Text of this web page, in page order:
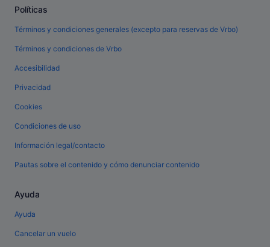
Políticas
Términos y condiciones generales (excepto para reservas de Vrbo)
Términos y condiciones de Vrbo
Accesibilidad
Privacidad
Cookies
Condiciones de uso
Información legal/contacto
Pautas sobre el contenido y cómo denunciar contenido
Ayuda
Ayuda
Cancelar un vuelo